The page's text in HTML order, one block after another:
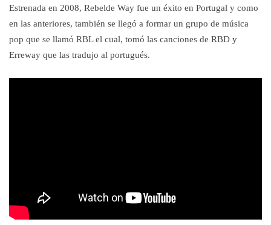
Estrenada en 2008, Rebelde Way fue un éxito en Portugal y como
en las anteriores, también se llegó a formar un grupo de música
pop que se llamó RBL el cual, tomó las canciones de RBD y
Erreway que las tradujo al portugués.